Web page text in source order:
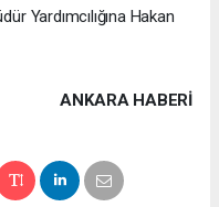
Yardımcılığına Hakan
ANKARA HABERİ